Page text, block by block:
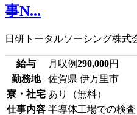
事N...
日研トータルソーシング株式
給与 月収例290,000円
勤務地
佐賀県 伊万里市
寮・社宅 あり（無料）
仕事内容 半導体工場での検